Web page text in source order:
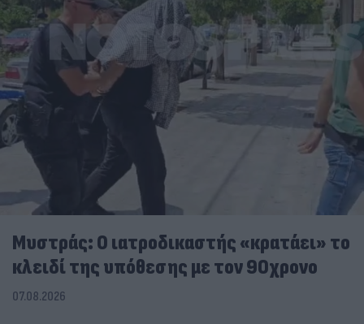
Μυστράς: Ο ιατροδικαστής «κρατάει» το
κλειδί της υπόθεσης με τον 90χρονο
07.08.2026